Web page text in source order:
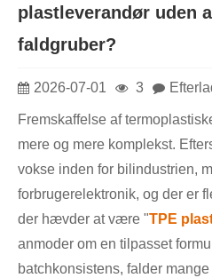
plastleverandør uden
faldgruber?
2026-07-01 3
Fremskaffelse af
mere og mere komplekst.
vokse inden for bilindustrien,
forbrugerelektronik, og der er
der hævder at være "TPE
anmoder om en tilpasset
batchkonsistens, falder